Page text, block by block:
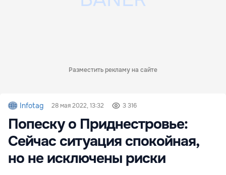
Разместить рекламу на сайте
Infotag 28 мая 2022, 13:32 3 316
Попеску о Приднестровье:
Сейчас ситуация спокойная,
но не исключены риски